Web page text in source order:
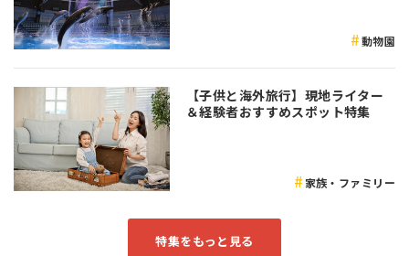
動物園
【子供と海外旅行】現地ライター
＆経験者おすすめスポット特集
家族・ファミリー
特集をもっと見る